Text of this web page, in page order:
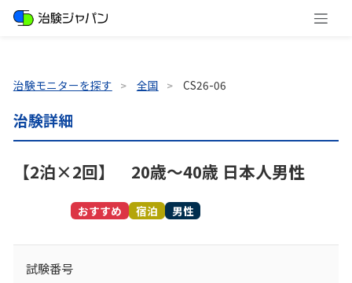
治験モニターを探す 全国 CS26-06
治験詳細
【2泊×2回】 20歳～40歳 日本人男性
おすすめ 宿泊 男性
試験番号